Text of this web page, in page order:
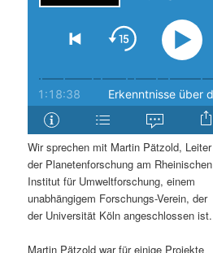
Wir sprechen mit Martin Pätzold, Leiter
der Planetenforschung am Rheinischen
Institut für Umweltforschung, einem
unabhängigem Forschungs-Verein, der
der Universität Köln angeschlossen ist.
Martin Pätzold war für einige Projekte